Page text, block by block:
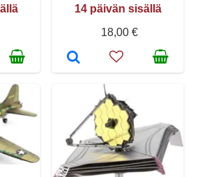
14 päivän sisällä
18,00 €